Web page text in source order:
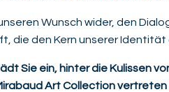
Wunsch wider, den
die den Kern unserer Identität
Sie ein, hinter die Kulissen
Art Collection